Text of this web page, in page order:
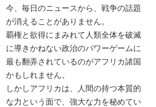
今、毎日のニュースから、戦争の話題
が消えることがありません。
覇権と欲得にまみれて人類全体を破滅
に導きかねない政治のパワーゲームに
最も翻弄されているのがアフリカ諸国
かもしれません。
しかしアフリカは、人間の持つ本質的
な力という面で、強大な力を秘めてい